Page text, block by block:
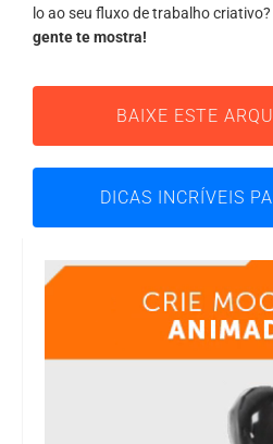
lo ao seu fluxo de trabalho
gente te mostra!
BAIXE ESTE
DICAS INCRÍVEIS